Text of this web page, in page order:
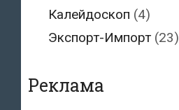
Калейдоскоп (4)
Экспорт-Импорт(23)
Реклама